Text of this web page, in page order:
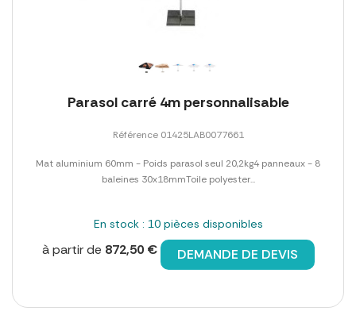
Parasol carré 4m personnalisable
Référence 01425LAB0077661
Mat aluminium 60mm - Poids parasol seul 20,2kg4 panneaux - 8
baleines 30x18mmToile polyester...
En stock : 10 pièces disponibles
à partir de 872,50 € DEMANDE DE DEVIS